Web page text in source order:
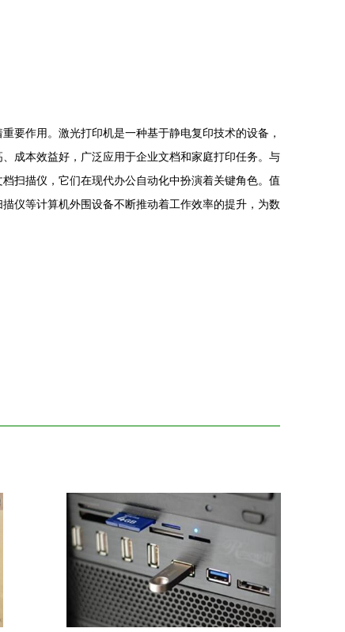
要作用。激光打印机是一种基于静电复印技术的设备，
成本效益好，广泛应用于企业文档和家庭打印任务。与
扫描仪，它们在现代办公自动化中扮演着关键角色。值
仪等计算机外围设备不断推动着工作效率的提升，为数